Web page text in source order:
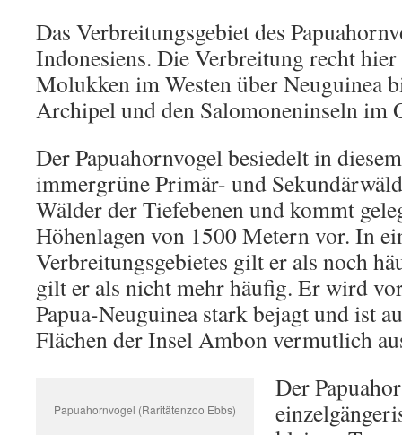
Das Verbreitungsgebiet des
Indonesiens. Die Verbreitung recht
Molukken im Westen über Neuguinea
Archipel und den Salomoneninseln im
Der Papuahornvogel besiedelt in
immergrüne Primär- und
Wälder der Tiefebenen und kommt
Höhenlagen von 1500 Metern vor. In
Verbreitungsgebietes gilt er als noch
gilt er als nicht mehr häufig. Er wird
Papua-Neuguinea stark bejagt und ist
Flächen der Insel Ambon vermutlich
Papuahornvogel (Raritätenzoo Ebbs)
Der